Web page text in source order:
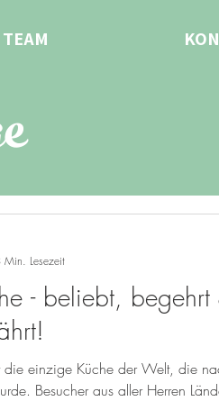
TEAM
- beliebt, begehrt
die einzige Küche der Welt, die
Besucher aus aller Herren
Min. Lesezeit